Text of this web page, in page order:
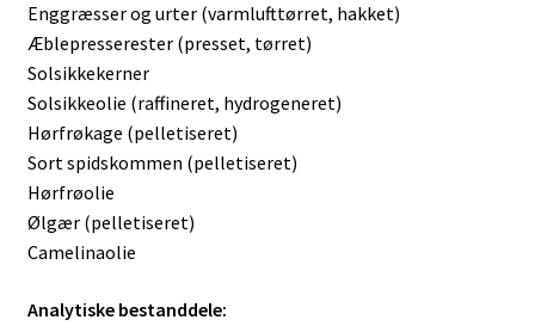
Enggræsser og urter (varmlufttørret, hakket)
Æblepresserester (presset, tørret)
Solsikkekerner
Solsikkeolie (raffineret, hydrogeneret)
Hørfrøkage (pelletiseret)
Sort spidskommen (pelletiseret)
Hørfrøolie
Ølgær (pelletiseret)
Camelinaolie
Analytiske bestanddele: